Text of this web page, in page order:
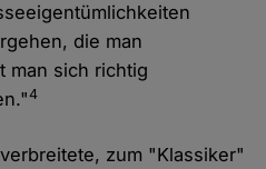
die man
man sich richtig
4
zum "Klassiker"